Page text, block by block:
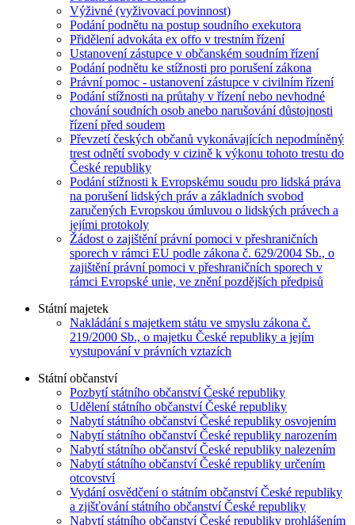
Výživné (vyživovací povinnost)
Podání podnětu na postup soudního exekutora
Přidělení advokáta ex offo v trestním řízení
Ustanovení zástupce v občanském soudním řízení
Podání podnětu ke stížnosti pro porušení zákona
Právní pomoc - ustanovení zástupce v civilním řízení
Podání stížnosti na průtahy v řízení nebo nevhodné
chování soudních osob anebo narušování důstojnosti
řízení před soudem
Převzetí českých občanů vykonávajících nepodmíněný
trest odnětí svobody v cizině k výkonu tohoto trestu do
České republiky
Podání stížnosti k Evropskému soudu pro lidská práva
na porušení lidských práv a základních svobod
zaručených Evropskou úmluvou o lidských právech a
jejími protokoly
Žádost o zajištění právní pomoci v přeshraničních
sporech v rámci EU podle zákona č. 629/2004 Sb., o
zajištění právní pomoci v přeshraničních sporech v
rámci Evropské unie, ve znění pozdějších předpisů
Státní majetek
Nakládání s majetkem státu ve smyslu zákona č.
219/2000 Sb., o majetku České republiky a jejím
vystupování v právních vztazích
Státní občanství
Pozbytí státního občanství České republiky
Udělení státního občanství České republiky
Nabytí státního občanství České republiky osvojením
Nabytí státního občanství České republiky narozením
Nabytí státního občanství České republiky nalezením
Nabytí státního občanství České republiky určením
otcovství
Vydání osvědčení o státním občanství České republiky
a zjišťování státního občanství České republiky
Nabytí státního občanství České republiky prohlášením